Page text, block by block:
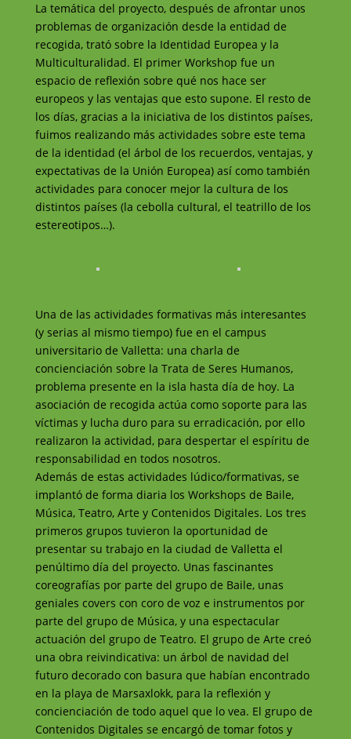
La temática del proyecto, después de afrontar unos
problemas de organización desde la entidad de
recogida, trató sobre la Identidad Europea y la
Multiculturalidad. El primer Workshop fue un
espacio de reflexión sobre qué nos hace ser
europeos y las ventajas que esto supone. El resto de
los días, gracias a la iniciativa de los distintos países,
fuimos realizando más actividades sobre este tema
de la identidad (el árbol de los recuerdos, ventajas, y
expectativas de la Unión Europea) así como también
actividades para conocer mejor la cultura de los
distintos países (la cebolla cultural, el teatrillo de los
estereotipos…).
Una de las actividades formativas más interesantes
(y serias al mismo tiempo) fue en el campus
universitario de Valletta: una charla de
concienciación sobre la Trata de Seres Humanos,
problema presente en la isla hasta día de hoy. La
asociación de recogida actúa como soporte para las
víctimas y lucha duro para su erradicación, por ello
realizaron la actividad, para despertar el espíritu de
responsabilidad en todos nosotros.
Además de estas actividades lúdico/formativas, se
implantó de forma diaria los Workshops de Baile,
Música, Teatro, Arte y Contenidos Digitales. Los tres
primeros grupos tuvieron la oportunidad de
presentar su trabajo en la ciudad de Valletta el
penúltimo día del proyecto. Unas fascinantes
coreografías por parte del grupo de Baile, unas
geniales covers con coro de voz e instrumentos por
parte del grupo de Música, y una espectacular
actuación del grupo de Teatro. El grupo de Arte creó
una obra reivindicativa: un árbol de navidad del
futuro decorado con basura que habían encontrado
en la playa de Marsaxlokk, para la reflexión y
concienciación de todo aquel que lo vea. El grupo de
Contenidos Digitales se encargó de tomar fotos y